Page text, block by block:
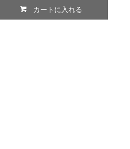
カートに入れる